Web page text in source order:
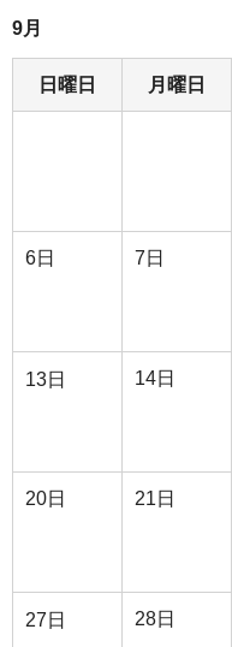
9月
日曜日 月曜日
6日 7日
13日 14日
20日 21日
27日 28日